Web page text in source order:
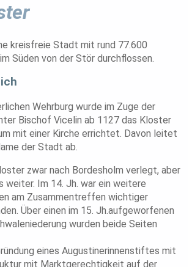
kreisfreie Stadt mit rund 77.600
Süden von der Stör durchflossen.
Wehrburg wurde im Zuge der
Bischof Vicelin ab 1127 das Kloster
mit einer Kirche errichtet. Davon leitet
der Stadt ab.
zwar nach Bordesholm verlegt, aber
weiter. Im 14. Jh. war ein weitere
am Zusammentreffen wichtiger
Über einen im 15. Jh.aufgeworfenen
wurden beide Seiten
eines Augustinerinnenstiftes mit
mit Marktgerechtigkeit auf der